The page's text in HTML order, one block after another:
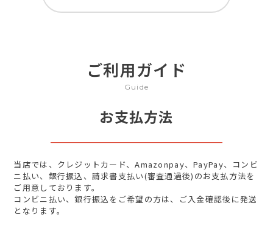
ご利用ガイド
Guide
お支払方法
当店では、クレジットカード、Amazonpay、PayPay、コンビ
ニ払い、銀行振込、請求書支払い(審査通過後)のお支払方法を
ご用意しております。
コンビニ払い、銀行振込をご希望の方は、ご入金確認後に発送
となります。